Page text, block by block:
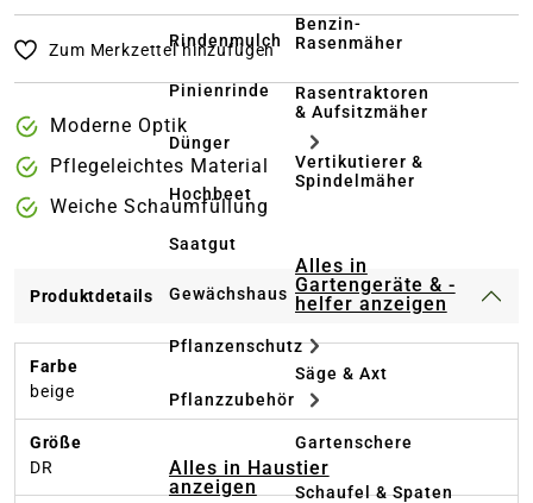
Rindenmulch
Pinienrinde
Dünger
Hochbeet
Saatgut
Gewächshaus
Pflanzenschutz
Pflanzzubehör
Alles in Haustier
anzeigen
Benzin-
Rasenmäher
Rasentraktoren
& Aufsitzmäher
Vertikutierer &
Spindelmäher
Alles in
Gartengeräte & -
helfer anzeigen
Säge & Axt
Gartenschere
Schaufel & Spaten
Zum Merkzettel hinzufügen
Moderne Optik
Pflegeleichtes Material
Weiche Schaumfüllung
Produktdetails
Farbe
beige
Größe
DR